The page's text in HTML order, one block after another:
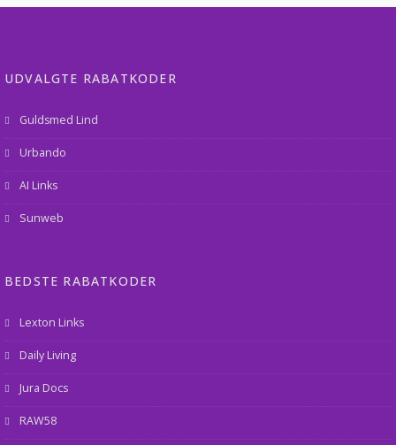
UDVALGTE RABATKODER
Guldsmed Lind
Urbando
AI Links
Sunweb
BEDSTE RABATKODER
Lexton Links
Daily Living
Jura Docs
RAW58